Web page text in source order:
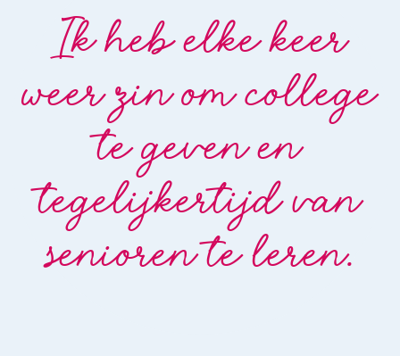
Ik heb elke keer
weer zin om college
te geven en
tegelijkertijd van
senioren te leren.